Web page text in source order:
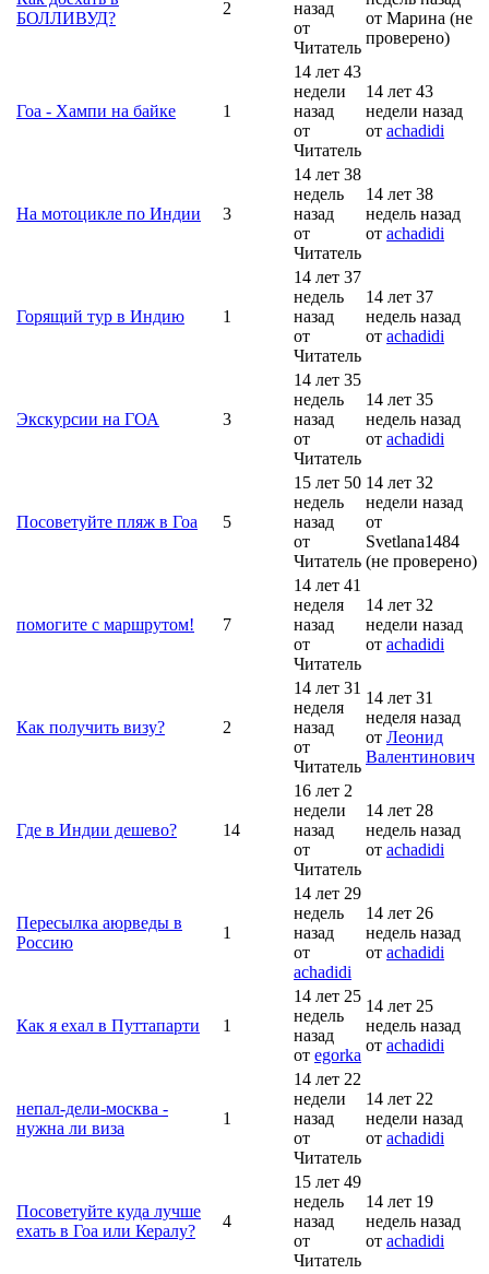
БОЛЛИВУД?
2
назад
от
Читатель
от Марина (не
проверено)
Гоа - Хампи на байке 1
14 лет 43
недели
назад
от
Читатель
14 лет 43
недели назад
от achadidi
На мотоцикле по Индии 3
14 лет 38
недель
назад
от
Читатель
14 лет 38
недель назад
от achadidi
Горящий тур в Индию 1
14 лет 37
недель
назад
от
Читатель
14 лет 37
недель назад
от achadidi
Экскурсии на ГОА 3
14 лет 35
недель
назад
от
Читатель
14 лет 35
недель назад
от achadidi
Посоветуйте пляж в Гоа 5
15 лет 50
недель
назад
от
Читатель
14 лет 32
недели назад
от
Svetlana1484
(не проверено)
помогите с маршрутом! 7
14 лет 41
неделя
назад
от
Читатель
14 лет 32
недели назад
от achadidi
Как получить визу? 2
14 лет 31
неделя
назад
от
Читатель
14 лет 31
неделя назад
от Леонид
Валентинович
Где в Индии дешево? 14
16 лет 2
недели
назад
от
Читатель
14 лет 28
недель назад
от achadidi
Пересылка аюрведы в
Россию
1
14 лет 29
недель
назад
от
achadidi
14 лет 26
недель назад
от achadidi
Как я ехал в Путтапарти 1
14 лет 25
недель
назад
от egorka
14 лет 25
недель назад
от achadidi
непал-дели-москва -
нужна ли виза
1
14 лет 22
недели
назад
от
Читатель
14 лет 22
недели назад
от achadidi
Посоветуйте куда лучше
ехать в Гоа или Кералу?
4
15 лет 49
недель
назад
от
Читатель
14 лет 19
недель назад
от achadidi